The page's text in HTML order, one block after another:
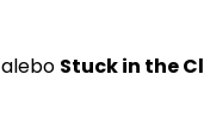
alebo Stuck in the